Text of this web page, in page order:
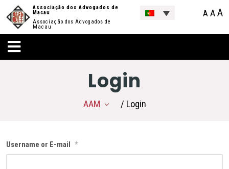
Associação dos Advogados de
Macau
Associação dos Advogados de
Macau
A AA
Login
AAM / Login
Username or E-mail *